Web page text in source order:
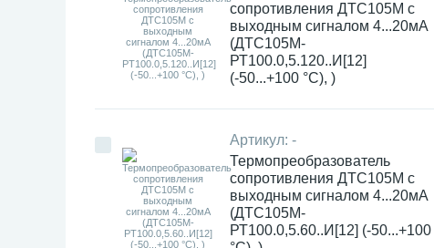
сопротивления ДТC105М с
выходным сигналом 4...20мА
(ДТС105М-
РТ100.0,5.120..И[12]
(-50...+100 °С), )
Артикул: -
Термопреобразователь
сопротивления ДТC105М с
выходным сигналом 4...20мА
(ДТС105М-
РТ100.0,5.60..И[12] (-50...+100